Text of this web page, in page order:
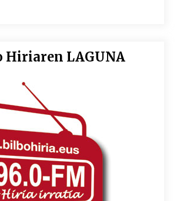
Hiriaren LAGUNA